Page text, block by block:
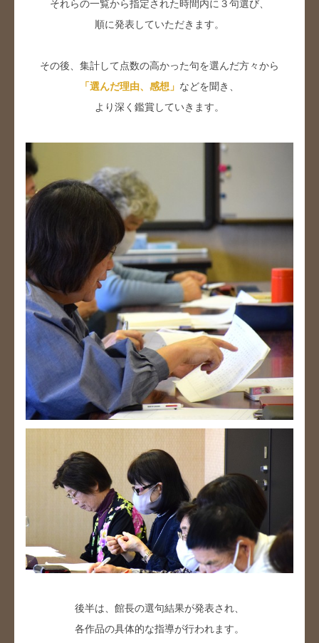
それらの一覧から指定された時間内に３句選び、
順に発表していただきます。
その後、集計して点数の高かった句を選んだ方々から
「選んだ理由、感想」 などを聞き、
より深く鑑賞していきます。
後半は、館長の選句結果が発表され、
各作品の具体的な指導が行われます。